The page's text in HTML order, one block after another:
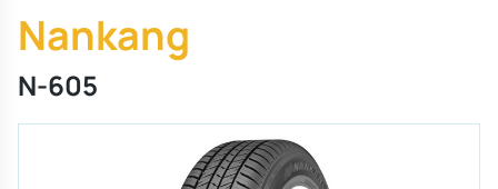
Nankang
N-605